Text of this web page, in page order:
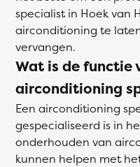
specialist in Hoek van
airconditioning te
vervangen.
Wat is de functie
airconditioning
Een airconditioning
gespecialiseerd is in
onderhouden van
kunnen helpen met